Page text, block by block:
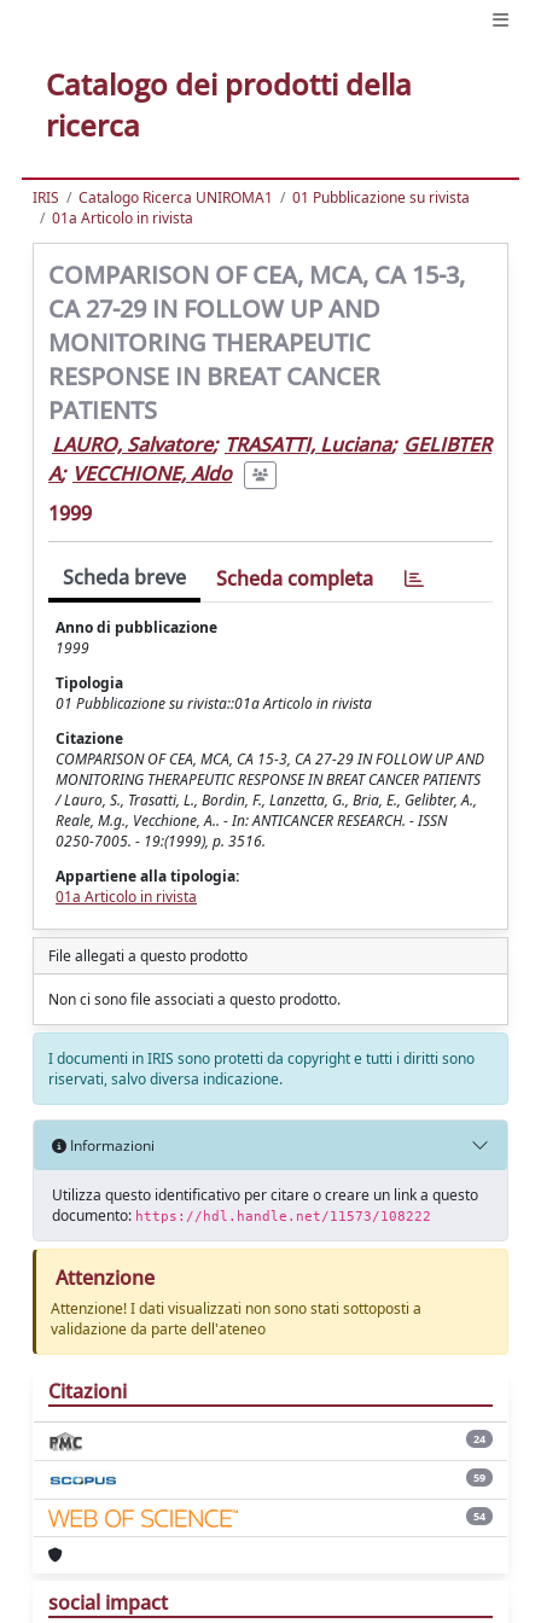
Catalogo dei prodotti della
ricerca
IRIS Catalogo Ricerca UNIROMA1
01 Pubblicazione su rivista
01a Articolo in rivista
COMPARISON OF CEA, MCA, CA 15-3,
CA 27-29 IN FOLLOW UP AND
MONITORING THERAPEUTIC
RESPONSE IN BREAT CANCER
PATIENTS
LAURO, Salvatore; TRASATTI, Luciana; GELIBTER
A; VECCHIONE, Aldo
1999
Scheda breve Scheda completa
Anno di pubblicazione
1999
Tipologia
01 Pubblicazione su rivista::01a Articolo in rivista
Citazione
COMPARISON OF CEA, MCA, CA 15-3, CA 27-29 IN FOLLOW UP AND
MONITORING THERAPEUTIC RESPONSE IN BREAT CANCER PATIENTS
/ Lauro, S., Trasatti, L., Bordin, F., Lanzetta, G., Bria, E., Gelibter, A.,
Reale, M.g., Vecchione, A.. - In: ANTICANCER RESEARCH. - ISSN
0250-7005. - 19:(1999), p. 3516.
Appartiene alla tipologia:
01a Articolo in rivista
File allegati a questo prodotto
Non ci sono file associati a questo prodotto.
I documenti in IRIS sono protetti da copyright e tutti i diritti sono
riservati, salvo diversa indicazione.
Informazioni
Utilizza questo identificativo per citare o creare un link a questo
documento: https://hdl.handle.net/11573/108222
Attenzione
Attenzione! I dati visualizzati non sono stati sottoposti a
validazione da parte dell'ateneo
Citazioni
24
59
54
social impact